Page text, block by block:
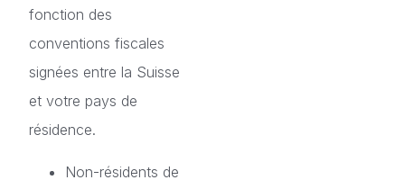
fonction des
conventions fiscales
signées entre la Suisse
et votre pays de
résidence.
Non-résidents de